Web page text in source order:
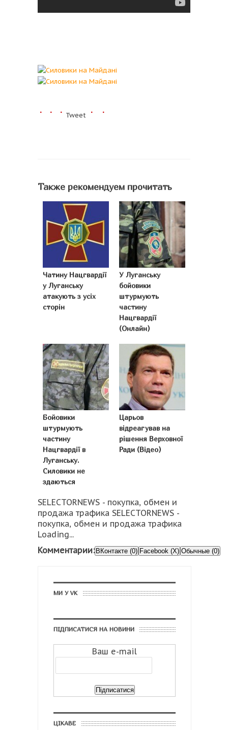
Tweet
Также рекомендуем прочитать
Чатину Нацгвардії
у Луганську
атакують з усіх
сторін
У Луганську
бойовики
штурмують
частину
Нацгвардії
(Онлайн)
Бойовики
штурмують
частину
Нацгвардії в
Луганську.
Силовики не
здаються
Царьов
відреагував на
рішення Верховної
Ради (Відео)
SELECTORNEWS - покупка, обмен и
продажа трафика SELECTORNEWS -
покупка, обмен и продажа трафика
Loading...
Комментарии: ВКонтакте (0) Facebook (X) Обычные (0)
МИ У VK
ПІДПИСАТИСЯ НА НОВИНИ
Ваш e-mail
ЦІКАВЕ